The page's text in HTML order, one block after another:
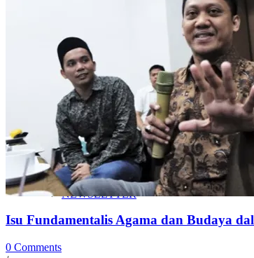
KARYA
BUKU
NEWSLETTER
Isu Fundamentalis Agama dan Budaya
0 Comments